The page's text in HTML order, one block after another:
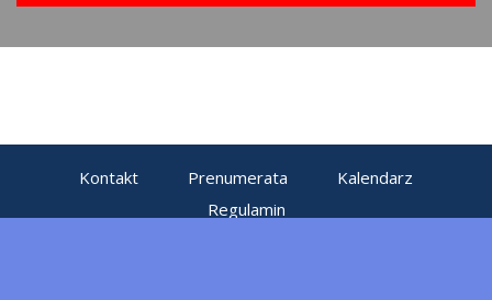
Kontakt Prenumerata
Kalendarz
Regulamin